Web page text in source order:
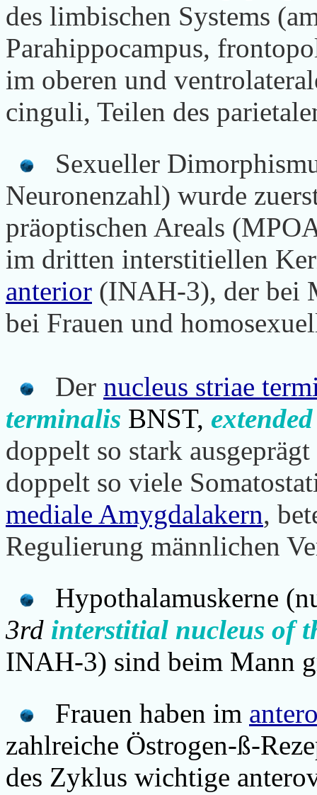
des limbischen Systems
Parahippocampus,
im oberen und
cinguli, Teilen des
Sexueller
Neuronenzahl) wurde
präoptischen Areals
im dritten interstitiellen
anterior (INAH-3), der bei
bei Frauen und
Der nucleus striae
terminalis BNST,
doppelt so stark
doppelt so viele
mediale Amygdalakern,
Regulierung männlichen
Hypothalamuskerne
3rd interstitial nucleus of
INAH-3) sind beim Mann
Frauen haben im
zahlreiche Östrogen-ß-
des Zyklus wichtige